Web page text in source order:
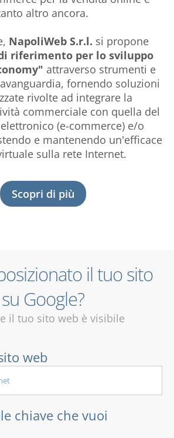
altro ancora.
NapoliWeb S.r.l. si propone
riferimento per lo sviluppo
attraverso strumenti e
fornendo soluzioni
rivolte ad integrare la
commerciale con quella del
(e-commerce) e/o
e mantenendo un'efficace
sulla rete Internet.
Scopri di più
il tuo sito
su Google?
il tuo sito web è visibile
web
chiave che vuoi